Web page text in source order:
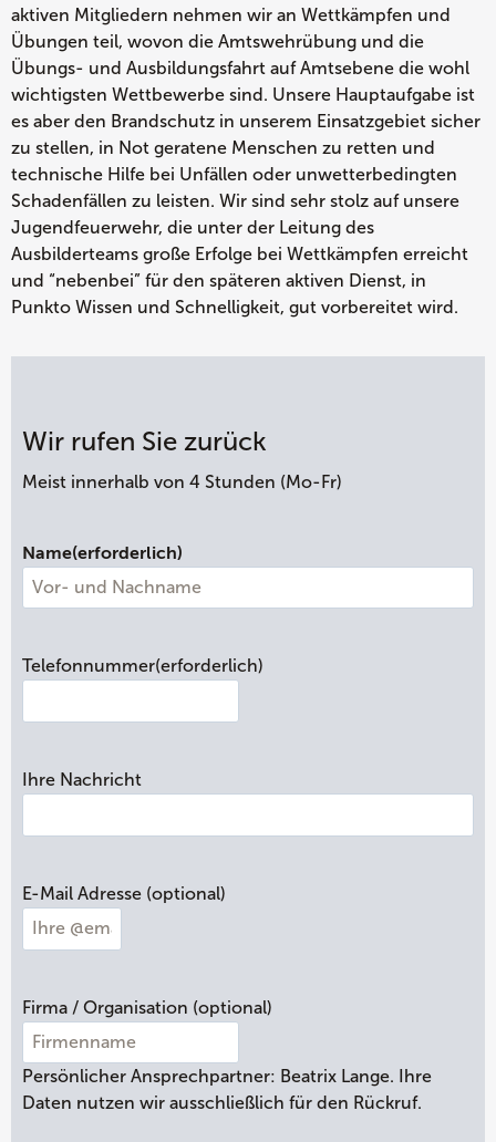
aktiven Mitgliedern nehmen wir an Wettkämpfen und
Übungen teil, wovon die Amtswehrübung und die
Übungs- und Ausbildungsfahrt auf Amtsebene die wohl
wichtigsten Wettbewerbe sind. Unsere Hauptaufgabe ist
es aber den Brandschutz in unserem Einsatzgebiet sicher
zu stellen, in Not geratene Menschen zu retten und
technische Hilfe bei Unfällen oder unwetterbedingten
Schadenfällen zu leisten. Wir sind sehr stolz auf unsere
Jugendfeuerwehr, die unter der Leitung des
Ausbilderteams große Erfolge bei Wettkämpfen erreicht
und “nebenbei” für den späteren aktiven Dienst, in
Punkto Wissen und Schnelligkeit, gut vorbereitet wird.
Wir rufen Sie zurück
Meist innerhalb von 4 Stunden (Mo-Fr)
Name(erforderlich)
r
u
d
a
h
n
Telefonnummer(erforderlich)
Ihre Nachricht
E-Mail Adresse (optional)
Firma / Organisation (optional)
Persönlicher Ansprechpartner: Beatrix Lange. Ihre
Daten nutzen wir ausschließlich für den Rückruf.